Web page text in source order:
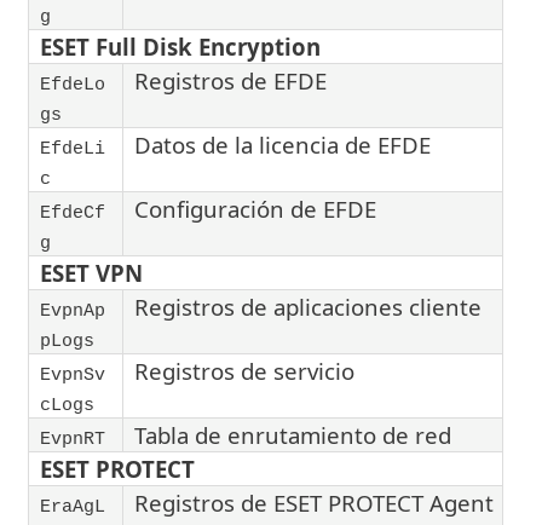
g
ESET Full Disk Encryption
EfdeLo
gs
Registros de EFDE
EfdeLi
c
Datos de la licencia de EFDE
EfdeCf
g
Configuración de EFDE
ESET VPN
EvpnAp
pLogs
Registros de aplicaciones cliente
EvpnSv
cLogs
Registros de servicio
EvpnRT
Tabla de enrutamiento de red
ESET PROTECT
EraAgL Registros de ESET PROTECT Agent